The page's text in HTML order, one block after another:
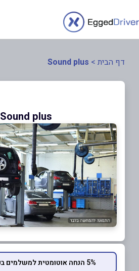
דף הבית >
Sound plus
Sound plus
5% הנחה אוטומטית למשלמים בכרטיס המועדון